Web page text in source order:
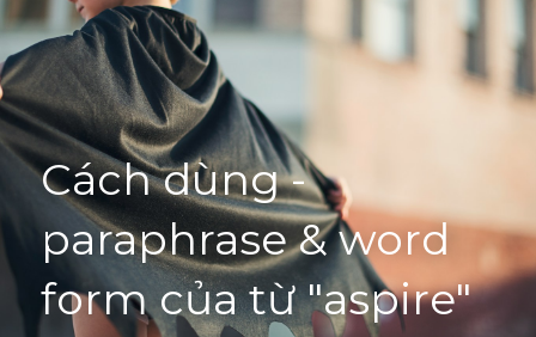
Cách diễn đạt
IELTS Videos - Ebook
Điểm báo
Adj
Khác
HỌC THỬ →
Cách dùng -
paraphrase & word
form của từ "aspire"